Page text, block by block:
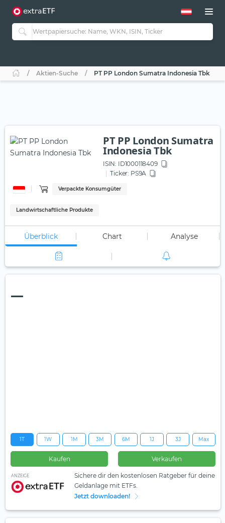
Aktien-Suche PT PP London Sumatra Indonesia Tbk
PT PP London Sumatra
Indonesia Tbk
ISIN: ID1000118409
Ticker: PS9A
Verpackte Konsumgüter
Landwirtschaftliche Produkte
Überblick Chart Analyse
—
1T 1W 1M 3M 6M 1J 3J Max
Kaufen Verkaufen
ANZEIGE
Sichere dir den kostenlosen Ratgeber für deine
Geldanlage mit ETFs.
Jetzt downloaden!